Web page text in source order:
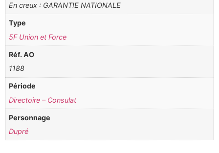
En creux : GARANTIE NATIONALE
Type
5F Union et Force
Réf. AO
1188
Période
Directoire – Consulat
Personnage
Dupré